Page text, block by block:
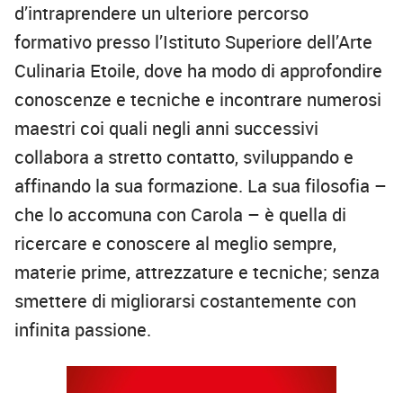
d’intraprendere un ulteriore percorso
formativo presso l’Istituto Superiore dell’Arte
Culinaria Etoile, dove ha modo di approfondire
conoscenze e tecniche e incontrare numerosi
maestri coi quali negli anni successivi
collabora a stretto contatto, sviluppando e
affinando la sua formazione. La sua filosofia –
che lo accomuna con Carola – è quella di
ricercare e conoscere al meglio sempre,
materie prime, attrezzature e tecniche; senza
smettere di migliorarsi costantemente con
infinita passione.